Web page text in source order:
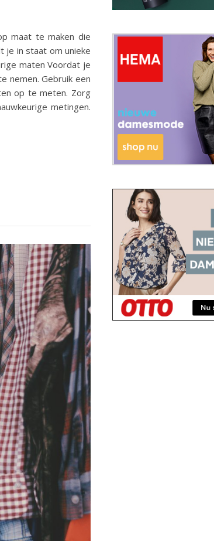
maat te maken die
je in staat om unieke
maten Voordat je
nemen. Gebruik een
op te meten. Zorg
metingen.